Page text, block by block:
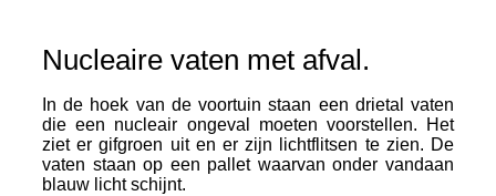
Nucleaire vaten met afval.
In de hoek van de voortuin staan een drietal vaten
die een nucleair ongeval moeten voorstellen. Het
ziet er gifgroen uit en er zijn lichtflitsen te zien. De
vaten staan op een pallet waarvan onder vandaan
blauw licht schijnt.